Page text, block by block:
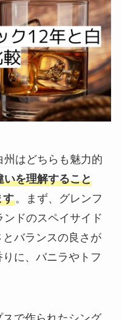
州はどちらも魅力的
いを理解すること
す。まず、グレンフ
ンドのスペイサイド
バランスの良さが
に、バニラやトフ